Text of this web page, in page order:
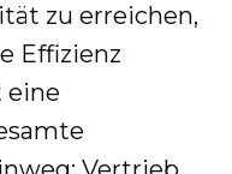
zu erreichen,
Effizienz
eine